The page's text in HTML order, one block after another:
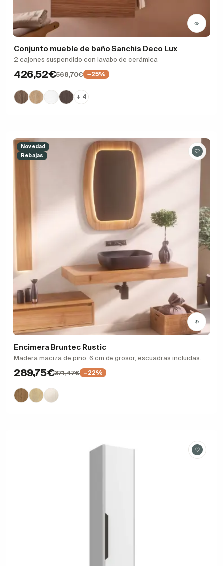
Conjunto mueble de baño Sanchis Deco Lux
2 cajones suspendido con lavabo de cerámica
426,52€568,70€ −25%
+ 4
Novedad
Rebajas
Encimera Bruntec Rustic
Madera maciza de pino, 6 cm de grosor, escuadras incluidas.
289,75€371,47€ −22%